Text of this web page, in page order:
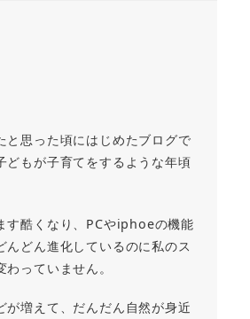
と思った頃にはじめたブログで
どもが子育てをするような年頃
す酷くなり、PCやiphoeの機能
んどん進化しているのに私のス
っていません。
が増えて、だんだん自然が身近